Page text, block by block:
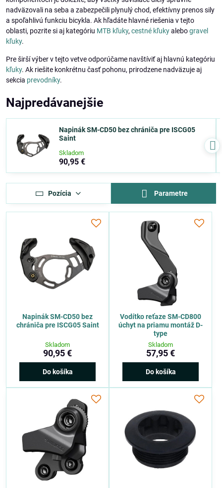
nadväzovali na seba a zabezpečili plynulý chod, efektívny prenos sily
a spoľahlivú funkciu bicykla. Ak hľadáte hlavné riešenia v tejto
oblasti, pozrite si aj kategóriu MTB kľuky, cestné kľukyalebogravel
kľuky.
Pre širší výber v tejto vetve odporúčame navštíviť aj hlavnú kategóriu
kľuky. Ak riešite konkrétnu časť pohonu, prirodzene nadväzuje aj
sekcia prevodníky.
Najpredávanejšie
Napinák SM-CD50 bez chrániča pre ISCG05
Saint
Skladom
90,95 €
Pozícia Parametre
Napinák SM-CD50 bez
chrániča pre ISCG05 Saint
Skladom
90,95 €
Do košíka
Vodítko reťaze SM-CD800
úchyt na priamu montáž D-
type
Skladom
57,95 €
Do košíka